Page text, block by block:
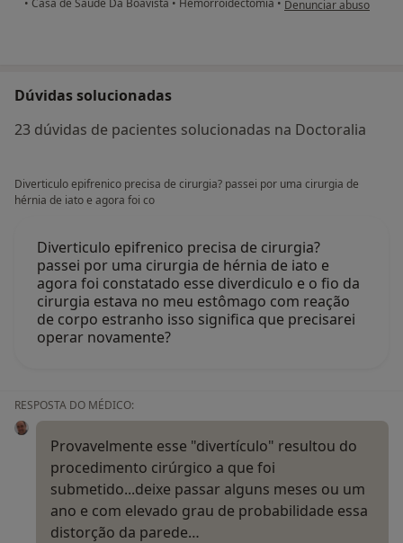
• Casa de Saúde Da Boavista • Hemorroidectomia • Denunciar abuso
Dúvidas solucionadas
23 dúvidas de pacientes solucionadas na Doctoralia
Diverticulo epifrenico precisa de cirurgia? passei por uma cirurgia de
hérnia de iato e agora foi co
Diverticulo epifrenico precisa de cirurgia?
passei por uma cirurgia de hérnia de iato e
agora foi constatado esse diverdiculo e o fio da
cirurgia estava no meu estômago com reação
de corpo estranho isso significa que precisarei
operar novamente?
RESPOSTA DO MÉDICO:
Provavelmente esse "divertículo" resultou do
procedimento cirúrgico a que foi
submetido...deixe passar alguns meses ou um
ano e com elevado grau de probabilidade essa
distorção da parede…